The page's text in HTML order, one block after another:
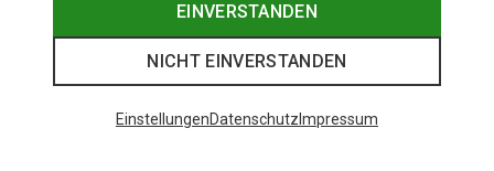
EINVERSTANDEN
NICHT EINVERSTANDEN
EinstellungenDatenschutz Impressum